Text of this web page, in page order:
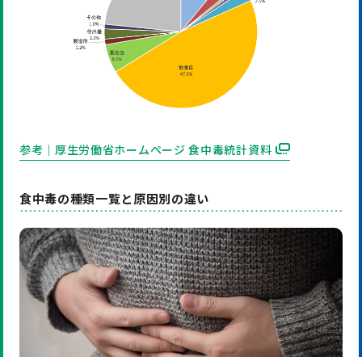
参考｜厚生労働省ホームページ 食中毒統計資料
食中毒の種類一覧と原因別の違い